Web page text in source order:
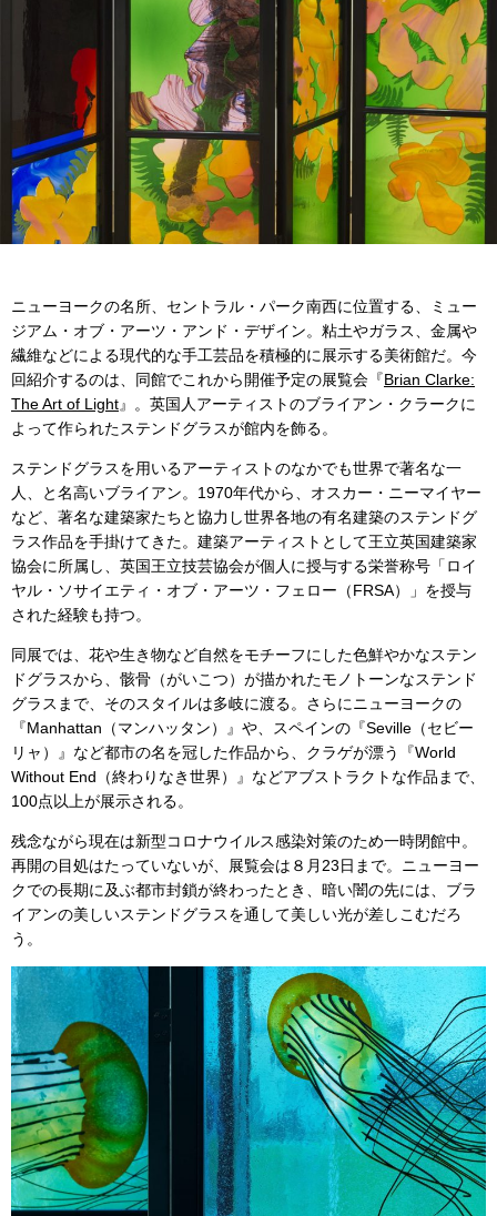
ニューヨークの名所、セントラル・パーク南西に位置する、ミュー
ジアム・オブ・アーツ・アンド・デザイン。粘土やガラス、金属や
繊維などによる現代的な手工芸品を積極的に展示する美術館だ。今
回紹介するのは、同館でこれから開催予定の展覧会『Brian Clarke:
The Art of Light』。英国人アーティストのブライアン・クラークに
よって作られたステンドグラスが館内を飾る。
ステンドグラスを用いるアーティストのなかでも世界で著名な一
人、と名高いブライアン。1970年代から、オスカー・ニーマイヤー
など、著名な建築家たちと協力し世界各地の有名建築のステンドグ
ラス作品を手掛けてきた。建築アーティストとして王立英国建築家
協会に所属し、英国王立技芸協会が個人に授与する栄誉称号「ロイ
ヤル・ソサイエティ・オブ・アーツ・フェロー（FRSA）」を授与
された経験も持つ。
同展では、花や生き物など自然をモチーフにした色鮮やかなステン
ドグラスから、骸骨（がいこつ）が描かれたモノトーンなステンド
グラスまで、そのスタイルは多岐に渡る。さらにニューヨークの
『Manhattan（マンハッタン）』や、スペインの『Seville（セビー
リャ）』など都市の名を冠した作品から、クラゲが漂う『World
Without End（終わりなき世界）』などアブストラクトな作品まで、
100点以上が展示される。
残念ながら現在は新型コロナウイルス感染対策のため一時閉館中。
再開の目処はたっていないが、展覧会は８月23日まで。ニューヨー
クでの長期に及ぶ都市封鎖が終わったとき、暗い闇の先には、ブラ
イアンの美しいステンドグラスを通して美しい光が差しこむだろ
う。